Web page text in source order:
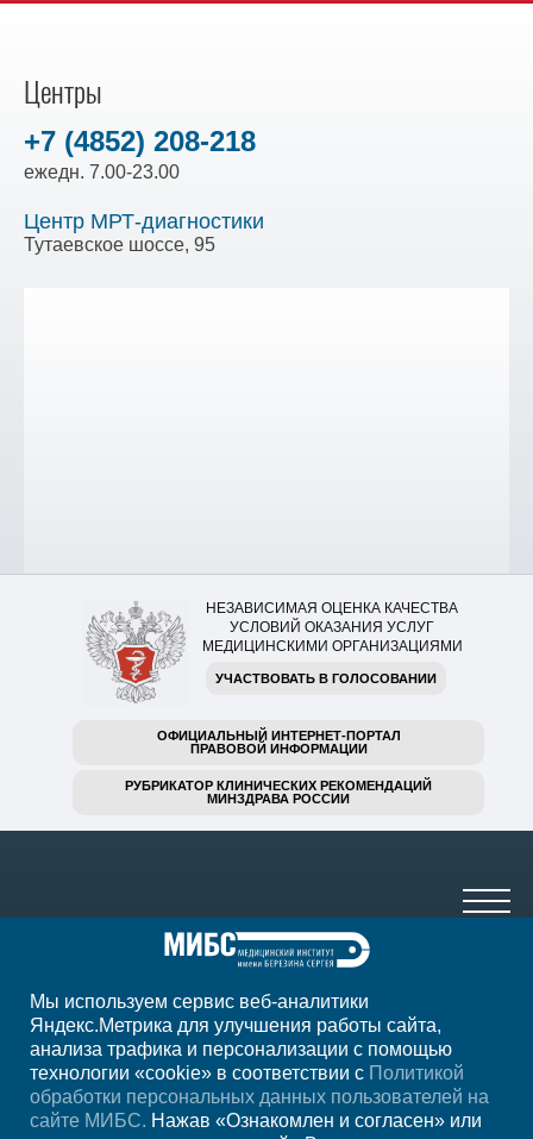
Центры
+7 (4852) 208-218
ежедн. 7.00-23.00
Центр МРТ-диагностики
Тутаевское шоссе, 95
НЕЗАВИСИМАЯ ОЦЕНКА КАЧЕСТВА
УСЛОВИЙ ОКАЗАНИЯ УСЛУГ
МЕДИЦИНСКИМИ ОРГАНИЗАЦИЯМИ
УЧАСТВОВАТЬ В ГОЛОСОВАНИИ
ОФИЦИАЛЬНЫЙ ИНТЕРНЕТ-ПОРТАЛ
ПРАВОВОЙ ИНФОРМАЦИИ
РУБРИКАТОР КЛИНИЧЕСКИХ РЕКОМЕНДАЦИЙ
МИНЗДРАВА РОССИИ
+7 (4852) 208-218
ежедн. 7.00-23.00
РегионЯрославль
Мы используем сервис веб-аналитики
Яндекс.Метрика для улучшения работы сайта,
анализа трафика и персонализации с помощью
технологии «cookie» в соответствии с Политикой
обработки персональных данных пользователей на
сайте МИБС. Нажав «Ознакомлен и согласен» или